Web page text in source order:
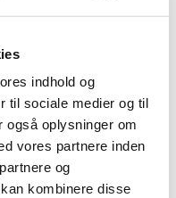
indhold og
til sociale medier og til
også oplysninger om
vores partnere inden
og
kombinere disse
i Kenya” fortæller
Ole Thonke om det
valget fandt sted
vinderen af den
lille uge efter valget